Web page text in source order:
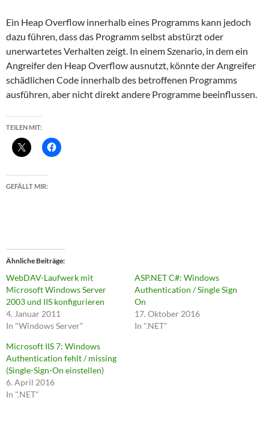
Ein Heap Overflow innerhalb eines Programms kann jedoch
dazu führen, dass das Programm selbst abstürzt oder
unerwartetes Verhalten zeigt. In einem Szenario, in dem ein
Angreifer den Heap Overflow ausnutzt, könnte der Angreifer
schädlichen Code innerhalb des betroffenen Programms
ausführen, aber nicht direkt andere Programme beeinflussen.
TEILEN MIT:
GEFÄLLT MIR:
Ähnliche Beiträge
WebDAV-Laufwerk mit
Microsoft Windows Server
2003 und IIS konfigurieren
4. Januar 2011
In "Windows Server"
ASP.NET C#: Windows
Authentication / Single Sign
On
17. Oktober 2016
In ".NET"
Microsoft IIS 7: Windows
Authentication fehlt / missing
(Single-Sign-On einstellen)
6. April 2016
In ".NET"